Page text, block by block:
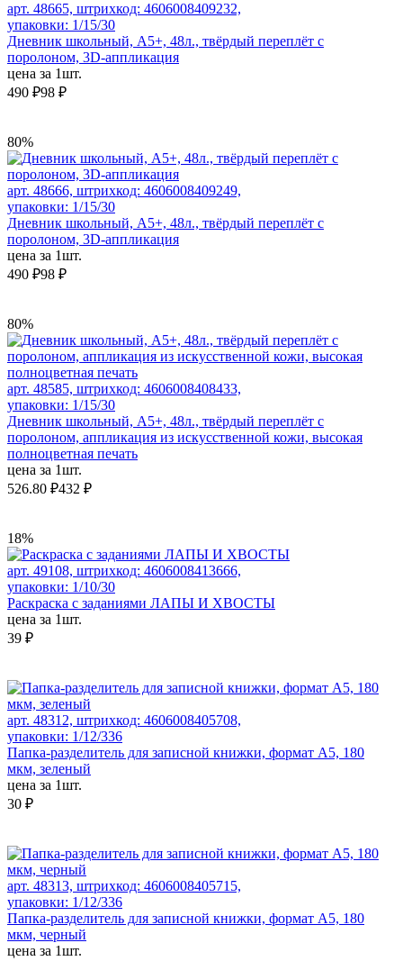
арт. 48665, штрихкод: 4606008409232,
упаковки: 1/15/30
Дневник школьный, А5+, 48л., твёрдый переплёт с
поролоном, 3D-аппликация
цена за 1шт.
490 ₽98 ₽
80%
арт. 48666, штрихкод: 4606008409249,
упаковки: 1/15/30
Дневник школьный, А5+, 48л., твёрдый переплёт с
поролоном, 3D-аппликация
цена за 1шт.
490 ₽98 ₽
80%
арт. 48585, штрихкод: 4606008408433,
упаковки: 1/15/30
Дневник школьный, А5+, 48л., твёрдый переплёт с
поролоном, аппликация из искусственной кожи, высокая
полноцветная печать
цена за 1шт.
526.80 ₽432 ₽
18%
арт. 49108, штрихкод: 4606008413666,
упаковки: 1/10/30
Раскраска с заданиями ЛАПЫ И ХВОСТЫ
цена за 1шт.
39 ₽
арт. 48312, штрихкод: 4606008405708,
упаковки: 1/12/336
Папка-разделитель для записной книжки, формат А5, 180
мкм, зеленый
цена за 1шт.
30 ₽
арт. 48313, штрихкод: 4606008405715,
упаковки: 1/12/336
Папка-разделитель для записной книжки, формат А5, 180
мкм, черный
цена за 1шт.